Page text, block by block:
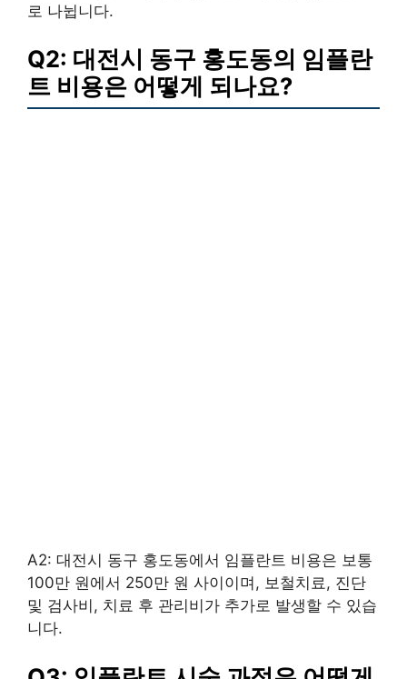
로 나뉩니다.
Q2: 대전시 동구 홍도동의 임플란
트 비용은 어떻게 되나요?
A2: 대전시 동구 홍도동에서 임플란트 비용은 보통
100만 원에서 250만 원 사이이며, 보철치료, 진단
및 검사비, 치료 후 관리비가 추가로 발생할 수 있습
니다.